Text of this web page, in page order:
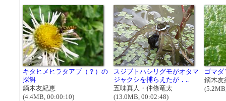
キタヒメヒラタアブ（？）の
採餌
鏑木友紀恵
(4.4MB, 00:00:10)
スジブトハシリグモがオタマ
ジャクシを捕らえたが．..
五味真人・仲條竜太
(13.0MB, 00:02:48)
ゴマ
鏑木友